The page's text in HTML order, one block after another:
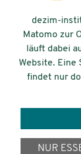
Datenschutz
© 2026
Integrations-
und
dezim-
Matomo zur
läuft dabei
Website. Eine
findet nur
NUR